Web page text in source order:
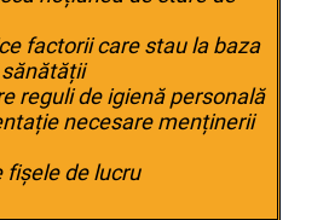
factorii care stau la baza
reguli de igienă personală
necesare menținerii
de lucru